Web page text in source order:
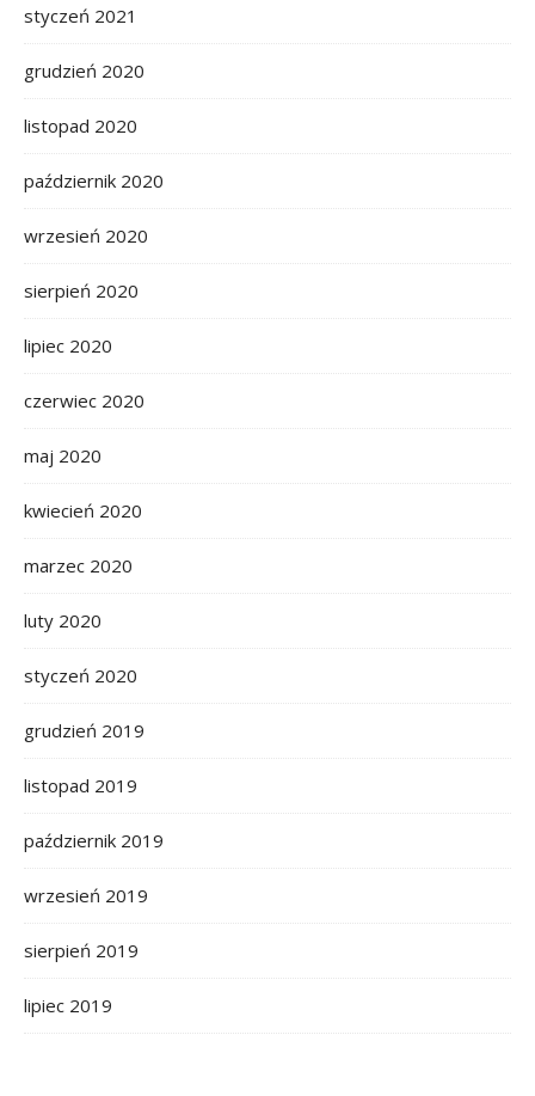
styczeń 2021
grudzień 2020
listopad 2020
październik 2020
wrzesień 2020
sierpień 2020
lipiec 2020
czerwiec 2020
maj 2020
kwiecień 2020
marzec 2020
luty 2020
styczeń 2020
grudzień 2019
listopad 2019
październik 2019
wrzesień 2019
sierpień 2019
lipiec 2019